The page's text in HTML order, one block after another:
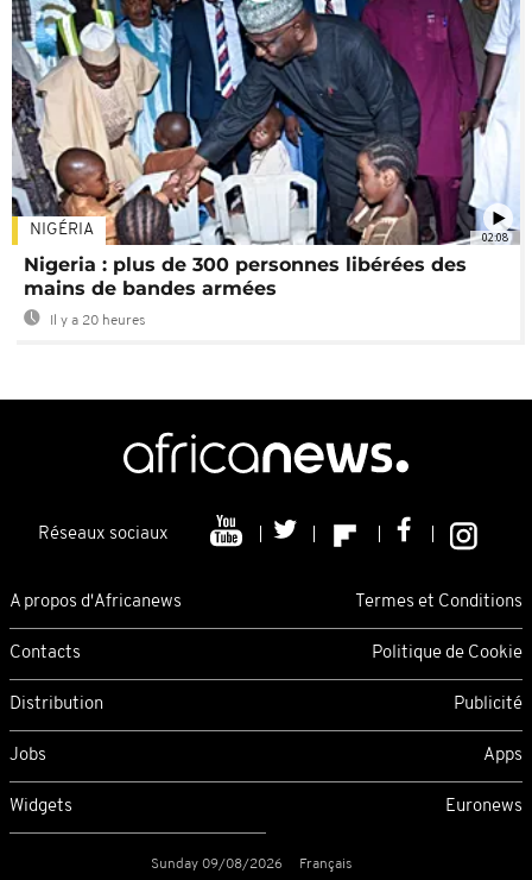
02:08
NIGÉRIA
Nigeria : plus de 300 personnes libérées des
mains de bandes armées
Il y a 20 heures
Réseaux sociaux
A propos d'Africanews Termes et Conditions
Contacts Politique de Cookie
Distribution Publicité
Jobs Apps
Widgets Euronews
Sunday 09/08/2026